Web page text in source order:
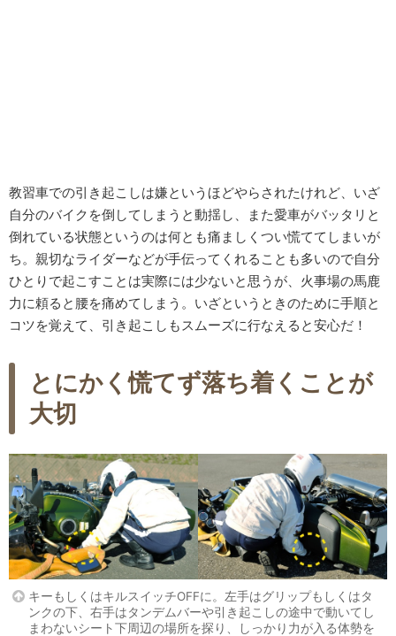
教習車での引き起こしは嫌というほどやらされたけれど、いざ
自分のバイクを倒してしまうと動揺し、また愛車がバッタリと
倒れている状態というのは何とも痛ましくつい慌ててしまいが
ち。親切なライダーなどが手伝ってくれることも多いので自分
ひとりで起こすことは実際には少ないと思うが、火事場の馬鹿
力に頼ると腰を痛めてしまう。いざというときのために手順と
コツを覚えて、引き起こしもスムーズに行なえると安心だ！
とにかく慌てず落ち着くことが
大切
キーもしくはキルスイッチOFFに。左手はグリップもしくはタ
ンクの下、右手はタンデムバーや引き起こしの途中で動いてし
まわないシート下周辺の場所を探り、しっかり力が入る体勢を